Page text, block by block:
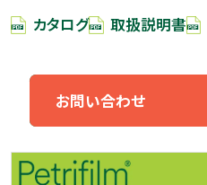
カタログ
取扱説明書
お問い合わせ